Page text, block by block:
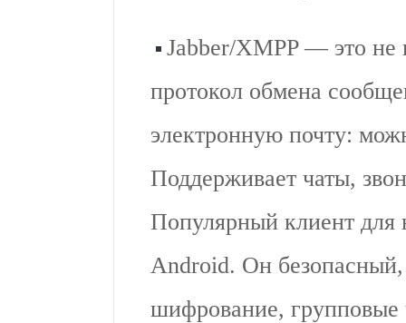
Jabber/XMPP — это не
протокол обмена
электронную почту:
Поддерживает чаты,
Популярный клиент для
Android. Он безопасный,
шифрование, групповые